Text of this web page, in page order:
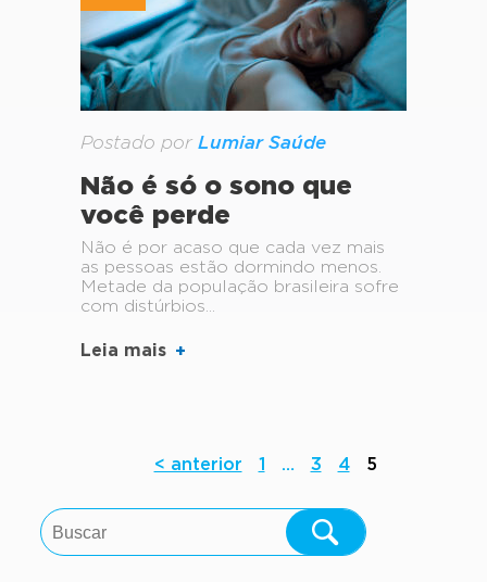
Postado por Lumiar Saúde
Não é só o sono que
você perde
Não é por acaso que cada vez mais
as pessoas estão dormindo menos.
Metade da população brasileira sofre
com distúrbios...
Leia mais
< anterior 1 … 3 4 5